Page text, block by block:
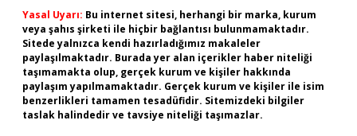
Yasal Uyarı: Bu internet sitesi, herhangi bir marka, kurum
veya şahıs şirketi ile hiçbir bağlantısı bulunmamaktadır.
Sitede yalnızca kendi hazırladığımız makaleler
paylaşılmaktadır. Burada yer alan içerikler haber niteliği
taşımamakta olup, gerçek kurum ve kişiler hakkında
paylaşım yapılmamaktadır. Gerçek kurum ve kişiler ile isim
benzerlikleri tamamen tesadüfidir. Sitemizdeki bilgiler
taslak halindedir ve tavsiye niteliği taşımazlar.